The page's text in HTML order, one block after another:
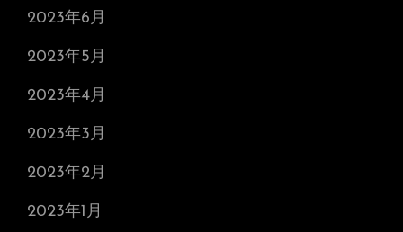
2023年6月
2023年5月
2023年4月
2023年3月
2023年2月
2023年1月